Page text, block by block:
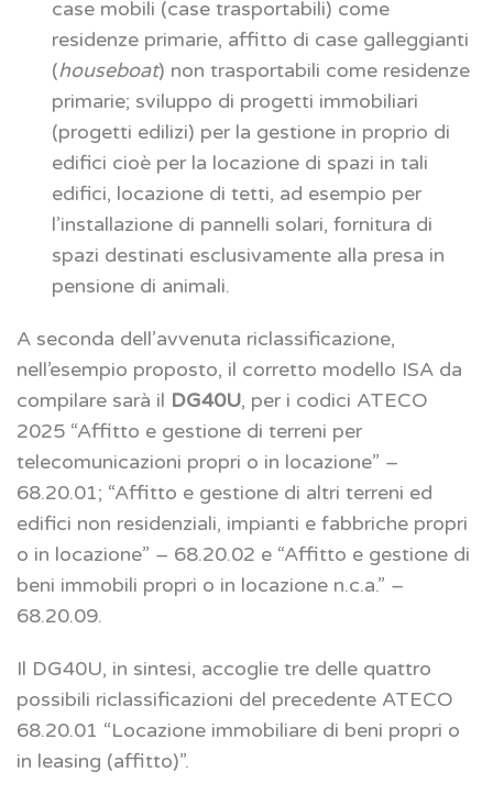
case mobili (case trasportabili) come
residenze primarie, affitto di case galleggianti
(houseboat) non trasportabili come residenze
primarie; sviluppo di progetti immobiliari
(progetti edilizi) per la gestione in proprio di
edifici cioè per la locazione di spazi in tali
edifici, locazione di tetti, ad esempio per
l’installazione di pannelli solari, fornitura di
spazi destinati esclusivamente alla presa in
pensione di animali.
A seconda dell’avvenuta riclassificazione,
nell’esempio proposto, il corretto modello ISA da
compilare sarà il DG40U, per i codici ATECO
2025 “Affitto e gestione di terreni per
telecomunicazioni propri o in locazione” –
68.20.01; “Affitto e gestione di altri terreni ed
edifici non residenziali, impianti e fabbriche propri
o in locazione” – 68.20.02 e “Affitto e gestione di
beni immobili propri o in locazione n.c.a.” –
68.20.09.
Il DG40U, in sintesi, accoglie tre delle quattro
possibili riclassificazioni del precedente ATECO
68.20.01 “Locazione immobiliare di beni propri o
in leasing (affitto)”.